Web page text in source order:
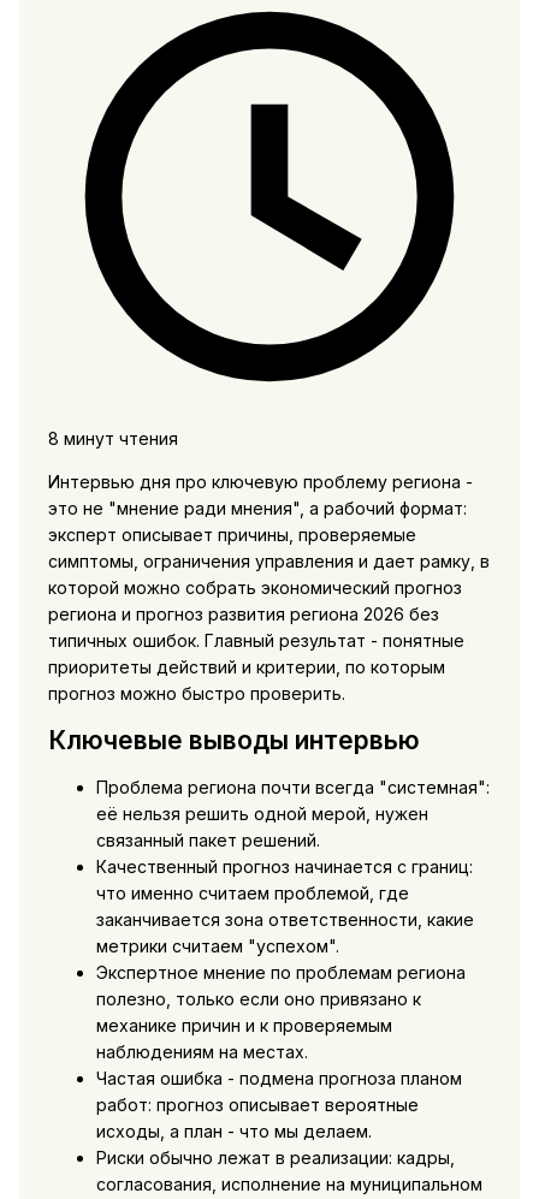
8 минут чтения
Интервью дня про ключевую проблему региона -
это не "мнение ради мнения", а рабочий формат:
эксперт описывает причины, проверяемые
симптомы, ограничения управления и дает рамку, в
которой можно собрать экономический прогноз
региона и прогноз развития региона 2026 без
типичных ошибок. Главный результат - понятные
приоритеты действий и критерии, по которым
прогноз можно быстро проверить.
Ключевые выводы интервью
Проблема региона почти всегда "системная":
её нельзя решить одной мерой, нужен
связанный пакет решений.
Качественный прогноз начинается с границ:
что именно считаем проблемой, где
заканчивается зона ответственности, какие
метрики считаем "успехом".
Экспертное мнение по проблемам региона
полезно, только если оно привязано к
механике причин и к проверяемым
наблюдениям на местах.
Частая ошибка - подмена прогноза планом
работ: прогноз описывает вероятные
исходы, а план - что мы делаем.
Риски обычно лежат в реализации: кадры,
согласования, исполнение на муниципальном